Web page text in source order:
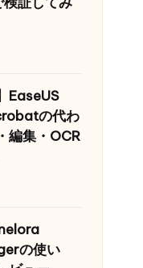
EaseUS
の代わ
編集・OCR
の使い